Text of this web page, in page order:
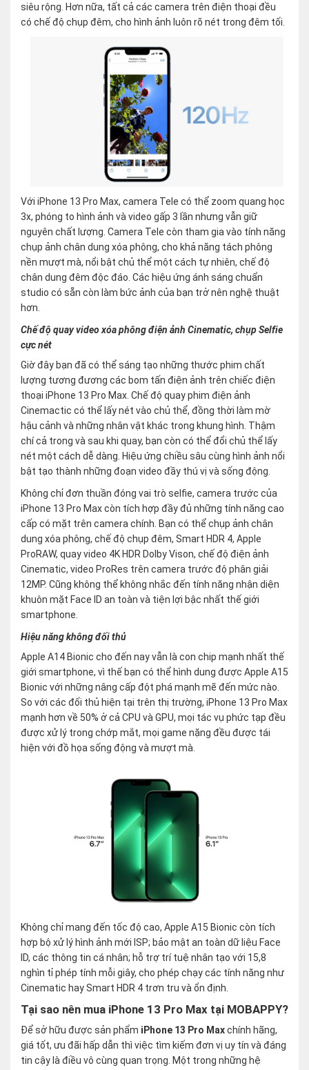
siêu rộng. Hơn nữa, tất cả các camera trên điện thoại đều
có chế độ chụp đêm, cho hình ảnh luôn rõ nét trong đêm tối.
Với iPhone 13 Pro Max, camera Tele có thể zoom quang học
3x, phóng to hình ảnh và video gấp 3 lần nhưng vẫn giữ
nguyên chất lượng. Camera Tele còn tham gia vào tính năng
chụp ảnh chân dung xóa phông, cho khả năng tách phông
nền mượt mà, nổi bật chủ thể một cách tự nhiên, chế độ
chân dung đêm độc đáo. Các hiệu ứng ánh sáng chuẩn
studio có sẵn còn làm bức ảnh của bạn trở nên nghệ thuật
hơn.
Chế độ quay video xóa phông điện ảnh Cinematic, chụp Selfie
cực nét
Giờ đây bạn đã có thể sáng tạo những thước phim chất
lượng tương đương các bom tấn điện ảnh trên chiếc điện
thoại iPhone 13 Pro Max. Chế độ quay phim điện ảnh
Cinemactic có thể lấy nét vào chủ thể, đồng thời làm mờ
hậu cảnh và những nhân vật khác trong khung hình. Thậm
chí cả trong và sau khi quay, bạn còn có thể đổi chủ thể lấy
nét một cách dễ dàng. Hiệu ứng chiều sâu cùng hình ảnh nổi
bật tạo thành những đoạn video đầy thú vị và sống động.
Không chỉ đơn thuần đóng vai trò selfie, camera trước của
iPhone 13 Pro Max còn tích hợp đầy đủ những tính năng cao
cấp có mặt trên camera chính. Bạn có thể chụp ảnh chân
dung xóa phông, chế độ chụp đêm, Smart HDR 4, Apple
ProRAW, quay video 4K HDR Dolby Vison, chế độ điện ảnh
Cinematic, video ProRes trên camera trước độ phân giải
12MP. Cũng không thể không nhắc đến tính năng nhận diện
khuôn mặt Face ID an toàn và tiện lợi bậc nhất thế giới
smartphone.
Hiệu năng không đối thủ
Apple A14 Bionic cho đến nay vẫn là con chip mạnh nhất thế
giới smartphone, vì thế bạn có thể hình dung được Apple A15
Bionic với những nâng cấp đột phá mạnh mẽ đến mức nào.
So với các đối thủ hiện tại trên thị trường, iPhone 13 Pro Max
mạnh hơn về 50% ở cả CPU và GPU, mọi tác vụ phức tạp đều
được xử lý trong chớp mắt, mọi game nặng đều được tái
hiện với đồ họa sống động và mượt mà.
Không chỉ mang đến tốc độ cao, Apple A15 Bionic còn tích
hợp bộ xử lý hình ảnh mới ISP; bảo mật an toàn dữ liệu Face
ID, các thông tin cá nhân; hỗ trợ trí tuệ nhân tạo với 15,8
nghìn tỉ phép tính mỗi giây, cho phép chạy các tính năng như
Cinematic hay Smart HDR 4 trơn tru và ổn định.
Tại sao nên mua iPhone 13 Pro Max tại MOBAPPY?
Để sở hữu được sản phẩm iPhone 13 Pro Maxchính hãng,
giá tốt, ưu đãi hấp dẫn thì việc tìm kiếm đơn vị uy tín và đáng
tin cậy là điều vô cùng quan trọng. Một trong những hệ